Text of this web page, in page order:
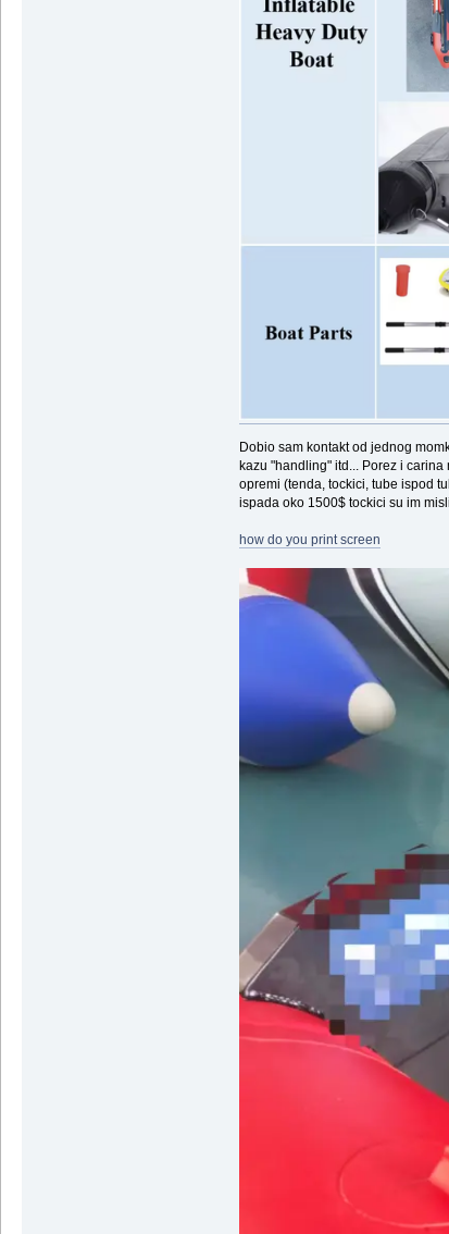
Dobio sam kontakt od jednog
kazu "handling" itd... Porez i
opremi (tenda, tockici, tube ispod
ispada oko 1500$ tockici su im
how do you print screen